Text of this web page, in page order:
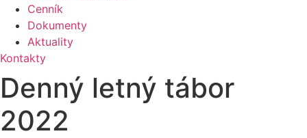
Cenník
Dokumenty
Aktuality
Kontakty
Denný letný tábor
2022